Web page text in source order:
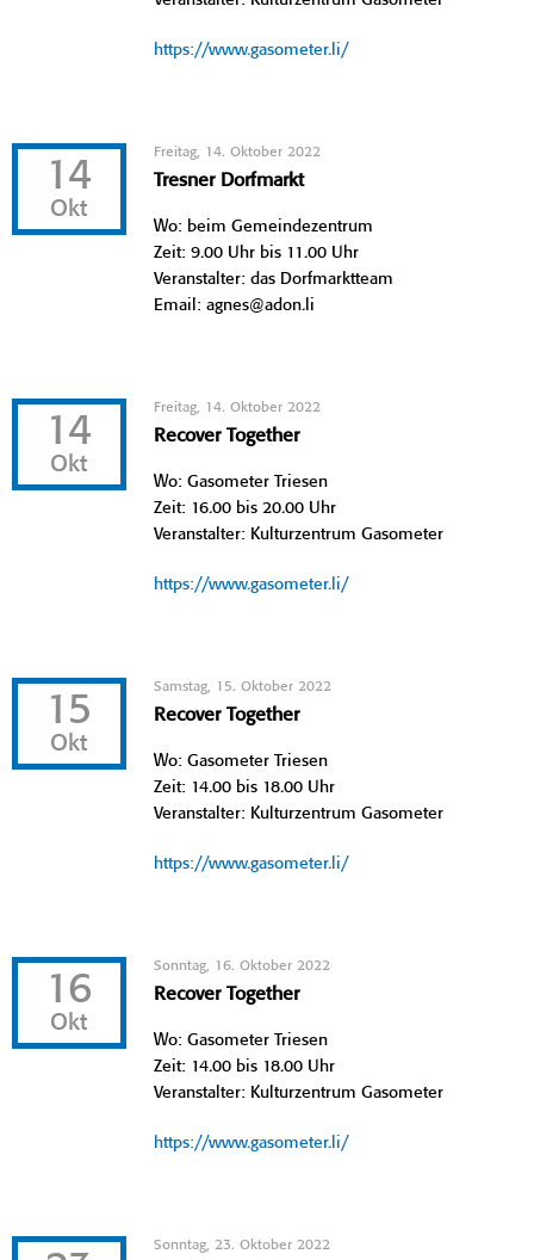
https://www.gasometer.li/
14
Okt
Freitag, 14. Oktober 2022
Tresner Dorfmarkt
Wo: beim Gemeindezentrum
Zeit: 9.00 Uhr bis 11.00 Uhr
Veranstalter: das Dorfmarktteam
Email: agnes@adon.li
14
Okt
Freitag, 14. Oktober 2022
Recover Together
Wo: Gasometer Triesen
Zeit: 16.00 bis 20.00 Uhr
Veranstalter: Kulturzentrum Gasometer
https://www.gasometer.li/
15
Okt
Samstag, 15. Oktober 2022
Recover Together
Wo: Gasometer Triesen
Zeit: 14.00 bis 18.00 Uhr
Veranstalter: Kulturzentrum Gasometer
https://www.gasometer.li/
16
Okt
Sonntag, 16. Oktober 2022
Recover Together
Wo: Gasometer Triesen
Zeit: 14.00 bis 18.00 Uhr
Veranstalter: Kulturzentrum Gasometer
https://www.gasometer.li/
Sonntag, 23. Oktober 2022